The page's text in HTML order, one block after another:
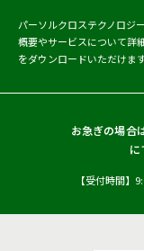
パーソルクロステクノロジ
概要やサービスについて詳
をダウンロードいただけま
お急ぎの場合
に
【受付時間】